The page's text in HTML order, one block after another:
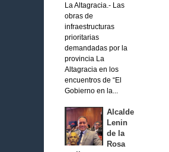
La Altagracia.- Las
obras de
infraestructuras
prioritarias
demandadas por la
provincia La
Altagracia en los
encuentros de “El
Gobierno en la...
Alcalde
Lenin
de la
Rosa